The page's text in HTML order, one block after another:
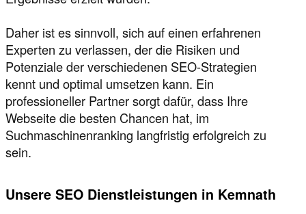
Daher ist es sinnvoll, sich auf einen erfahrenen
Experten zu verlassen, der die Risiken und
Potenziale der verschiedenen SEO-Strategien
kennt und optimal umsetzen kann. Ein
professioneller Partner sorgt dafür, dass Ihre
Webseite die besten Chancen hat, im
Suchmaschinenranking langfristig erfolgreich zu
sein.
Unsere SEO Dienstleistungen in Kemnath